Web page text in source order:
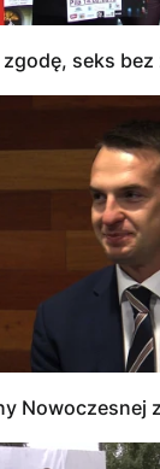
seks bez
Nowoczesnej